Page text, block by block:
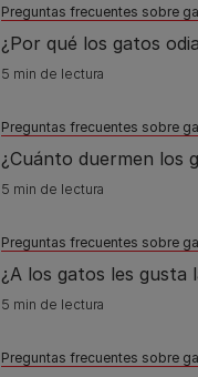
Preguntas frecuentes sobre
¿Por qué los gatos
5 min de lectura
Preguntas frecuentes sobre
¿Cuánto duermen los
5 min de lectura
Preguntas frecuentes sobre
¿A los gatos les gusta
5 min de lectura
Preguntas frecuentes sobre